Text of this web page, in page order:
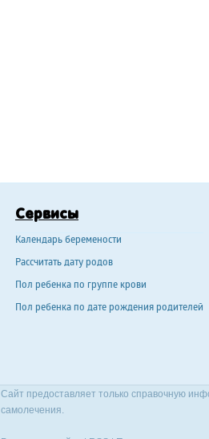
Сервисы
Календарь беремености
Рассчитать дату родов
Пол ребенка по группе крови
Пол ребенка по дате рождения родителей
Сайт предоставляет только справочную
самолечения.